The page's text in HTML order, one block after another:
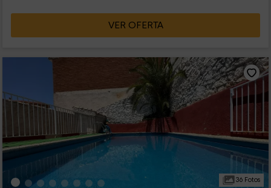
VER OFERTA
36 Fotos